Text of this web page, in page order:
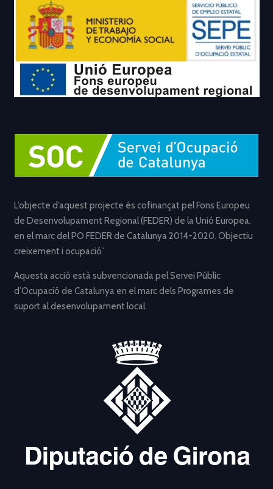
L’objecte d’aquest projecte és cofinançat pel Fons Europeu
de Desenvolupament Regional (FEDER) de la Unió Europea,
en el marc del PO FEDER de Catalunya 2014-2020. Objectiu
creixement i ocupació”
Aquesta acció està subvencionada pel Servei Públic
d’Ocupació de Catalunya en el marc dels Programes de
suport al desenvolupament local.